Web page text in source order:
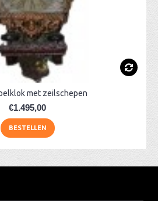
met zeilschepen
€1.495,00
BESTELLEN